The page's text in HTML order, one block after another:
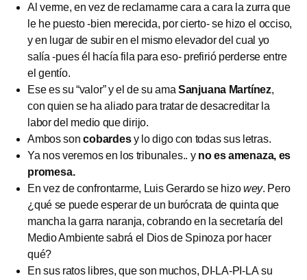
Al verme, en vez de reclamarme cara a cara la zurra que
le he puesto -bien merecida, por cierto- se hizo el occiso,
y en lugar de subir en el mismo elevador del cual yo
salía -pues él hacía fila para eso- prefirió perderse entre
el gentío.
Ese es su “valor” y el de su ama Sanjuana Martínez,
con quien se ha aliado para tratar de desacreditar la
labor del medio que dirijo.
Ambos soncobardesy lo digo con todas sus letras.
Ya nos veremos en los tribunales.. y no es amenaza, es
promesa.
En vez de confrontarme, Luis Gerardo se hizowey. Pero
¿qué se puede esperar de un burócrata de quinta que
mancha la garra naranja, cobrando en la secretaría del
Medio Ambiente sabrá el Dios de Spinoza por hacer
qué?
En sus ratos libres, que son muchos, DI-LA-PI-LA su